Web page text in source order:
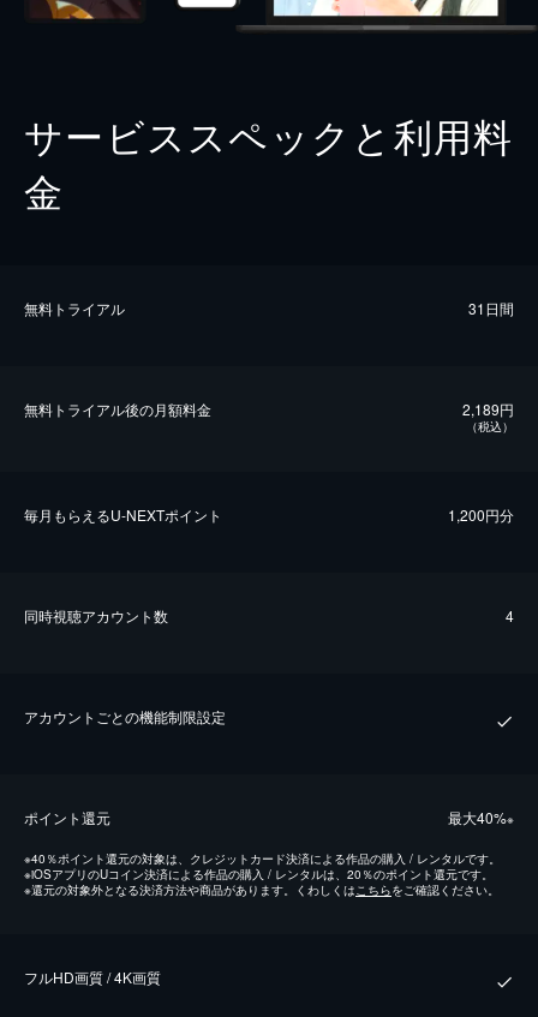
サービススペックと利用料
金
無料トライアル 31日間
無料トライアル後の⽉額料金 2,189円
（税込）
毎⽉もらえるU-NEXTポイント 1,200円分
同時視聴アカウント数 4
アカウントごとの機能制限設定
ポイント還元 最⼤40%※
※40％ポイント還元の対象は、クレジットカード決済による作品の購入 / レンタルです。
※iOSアプリのUコイン決済による作品の購入 / レンタルは、20％のポイント還元です。
※還元の対象外となる決済方法や商品があります。くわしくはこちらをご確認ください。
フルHD画質 / 4K画質